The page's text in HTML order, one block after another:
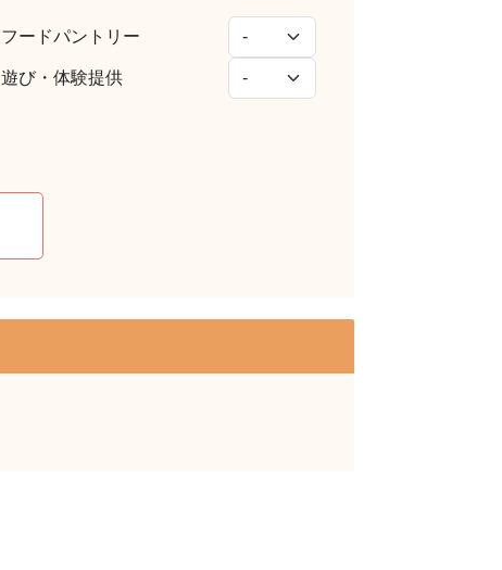
フードパントリー
遊び・体験提供